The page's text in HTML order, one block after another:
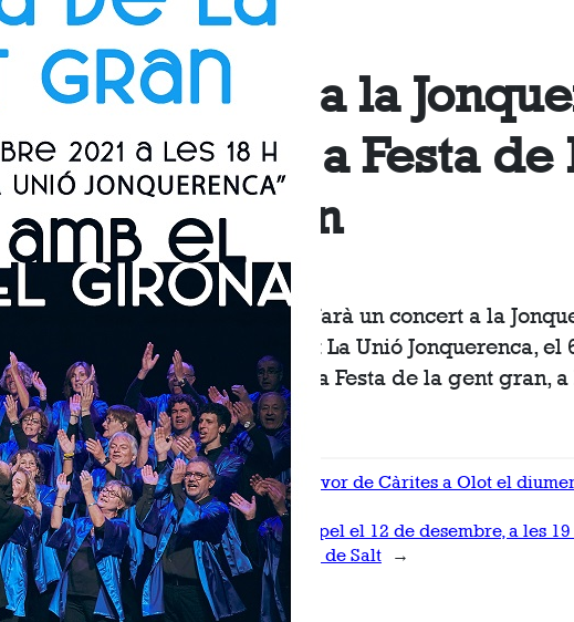
by : admin0687
Concert a la
per la 71a Festa de
gent gran
Cor Gospel Girona farà un concert a la
la sala de la societat La Unió Jonquerenca, el
novembre, per la 71a Festa de la gent gran,
h.
← Anterior:Concert a favor de Càrites a Olot el
novembre
Següent:Concert de Gospel el 12 de desembre, a les 19
parròquia de Sant Jaume de Salt
→